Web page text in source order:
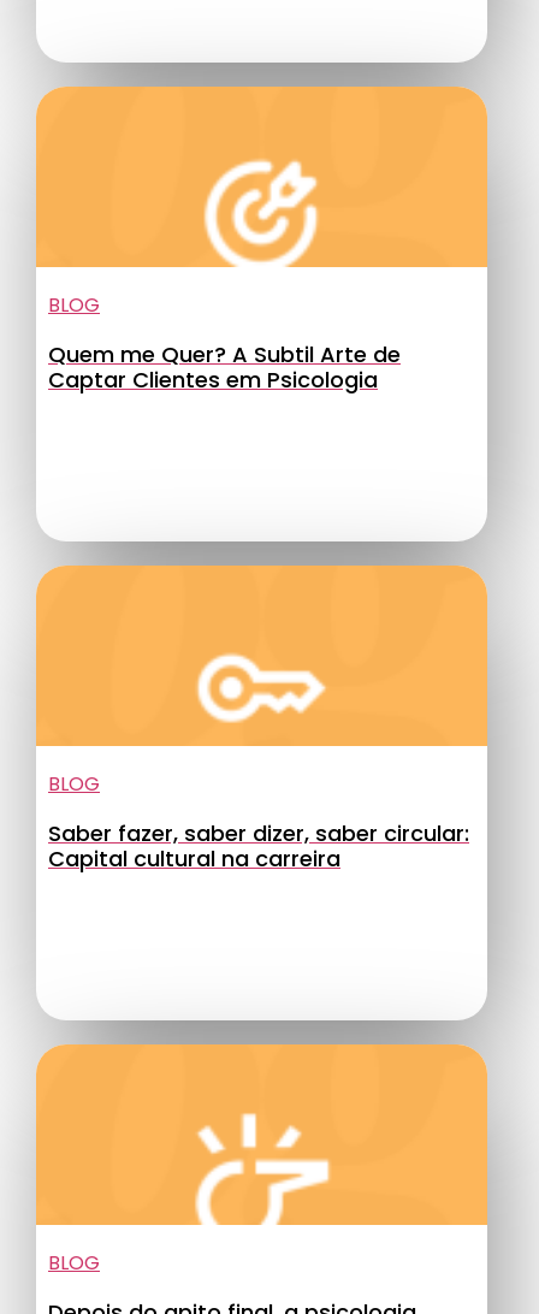
BLOG
Quem me Quer? A Subtil Arte de
Captar Clientes em Psicologia
BLOG
Saber fazer, saber dizer, saber circular:
Capital cultural na carreira
BLOG